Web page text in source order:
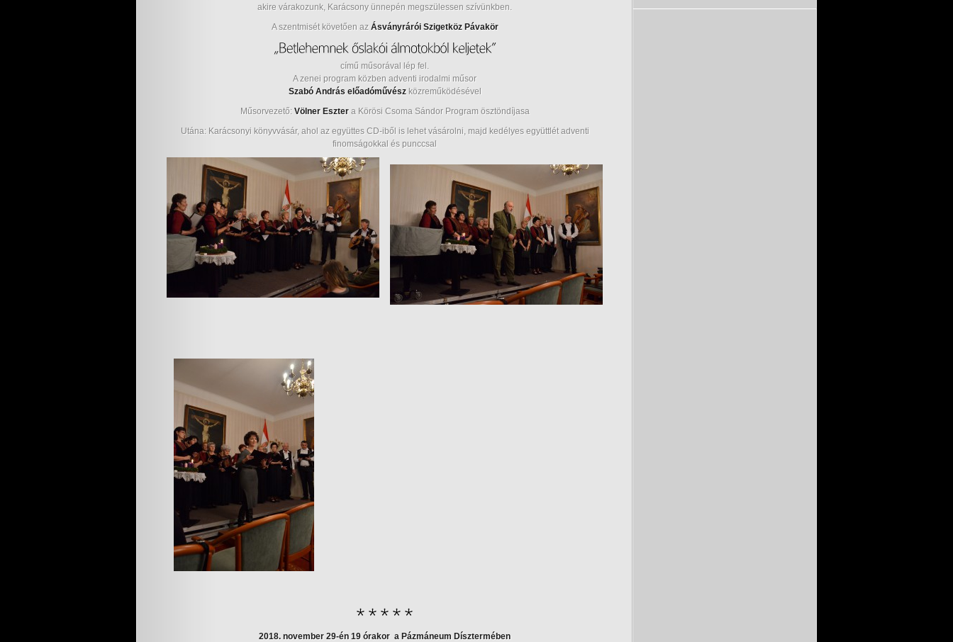
akire várakozunk, Karácsony ünnepén megszülessen szívünkben.
A szentmisét követően az Ásványrárói Szigetköz Pávakör
című műsorával lép fel.
A zenei program közben adventi irodalmi műsor
Szabó András előadóművészközreműködésével
Műsorvezető: Völner Esztera Körösi Csoma Sándor Program ösztöndíjasa
Utána: Karácsonyi könyvvásár, ahol az együttes CD-iből is lehet vásárolni, majd kedélyes együttlét adventi
finomságokkal és punccsal
2018. november 29-én 19 órakor a Pázmáneum Dísztermében